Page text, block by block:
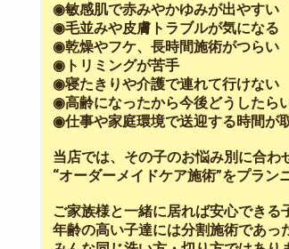
◉敏感肌で赤みやかゆみが出やすい
◉毛並みや皮膚トラブルが気になる
◉乾燥やフケ、長時間施術がつらい
◉トリミングが苦手
◉寝たきりや介護で連れて行けない
◉高齢になったから今後どうしたら
◉仕事や家庭環境で送迎する時間が
当店では、その子のお悩み別に合わ
“オーダーメイドケア施術”をプラン
ご家族様と一緒に居れば安心できる
年齢の高い子達には分割施術であっ